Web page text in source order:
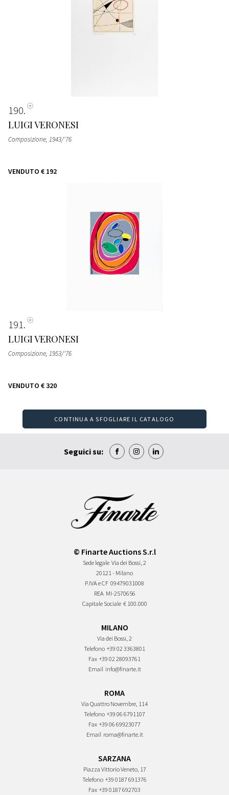
190
LUIGI VERONESI
Composizione, 1943/'76
VENDUTO € 192
191
LUIGI VERONESI
Composizione, 1953/'76
VENDUTO € 320
CONTINUA A SFOGLIARE IL CATALOGO
Seguici su:
© Finarte Auctions S.r.l
Sede legale Via dei Bossi, 2
20121 - Milano
P.IVA e CF 09479031008
REA MI-2570656
Capitale Sociale € 100.000
MILANO
Via dei Bossi, 2
Telefono +39 02 3363801
Fax +39 02 28093761
Email info@finarte.it
ROMA
Via Quattro Novembre, 114
Telefono +39 06 6791107
Fax +39 06 69923077
Email roma@finarte.it
SARZANA
Piazza Vittorio Veneto, 17
Telefono +39 0187 691376
Fax +39 0187 692703